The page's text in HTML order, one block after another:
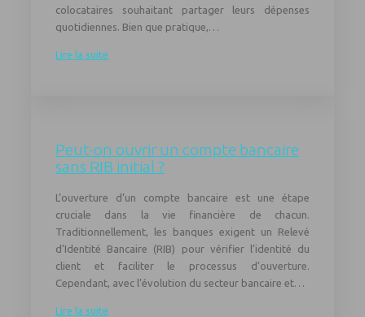
colocataires souhaitant partager leurs dépenses
quotidiennes. Bien que pratique,…
Lire la suite
Peut-on ouvrir un compte bancaire
sans RIB initial ?
L’ouverture d’un compte bancaire est une étape
cruciale dans la vie financière de chacun.
Traditionnellement, les banques exigent un Relevé
d’Identité Bancaire (RIB) pour vérifier l’identité du
client et faciliter le processus d’ouverture.
Cependant, avec l’évolution du secteur bancaire et…
Lire la suite